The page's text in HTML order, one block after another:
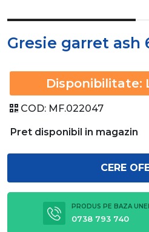
Gresie garret ash
Disponibilitate:
COD: MF.022047
Pret disponibil in magazin
CERE
PRODUS PE BAZA
0738 793 740